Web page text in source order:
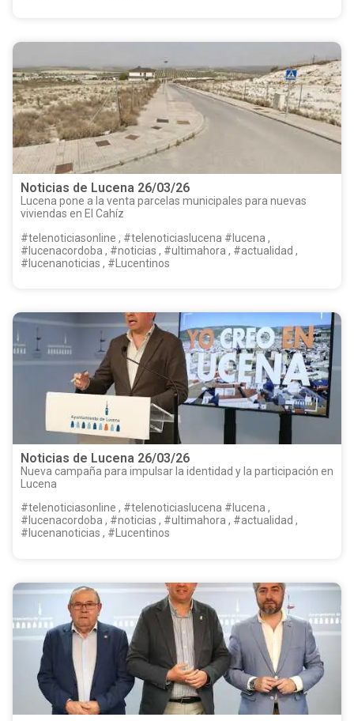
Noticias de Lucena 26/03/26
Lucena pone a la venta parcelas municipales para nuevas
viviendas en El Cahíz
#telenoticiasonline , #telenoticiaslucena #lucena ,
#lucenacordoba , #noticias , #ultimahora , #actualidad ,
#lucenanoticias , #Lucentinos
Noticias de Lucena 26/03/26
Nueva campaña para impulsar la identidad y la participación en
Lucena
#telenoticiasonline , #telenoticiaslucena #lucena ,
#lucenacordoba , #noticias , #ultimahora , #actualidad ,
#lucenanoticias , #Lucentinos